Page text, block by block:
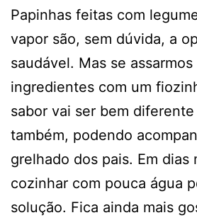
Papinhas feitas com
vapor são, sem dúvida, a
saudável. Mas se
ingredientes com um
sabor vai ser bem
também, podendo
grelhado dos pais. Em dias
cozinhar com pouca água
solução. Fica ainda mais